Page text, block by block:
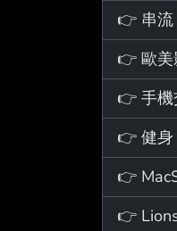
👉 串流
👉 歐美
👉 手機
👉 健身
👉
👉